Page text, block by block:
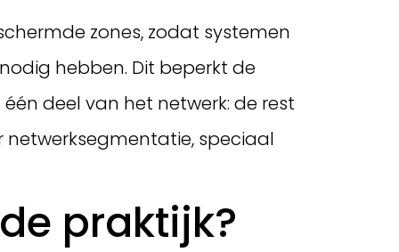
zones, zodat systemen
hebben. Dit beperkt de
deel van het netwerk: de rest
speciaal
praktijk?